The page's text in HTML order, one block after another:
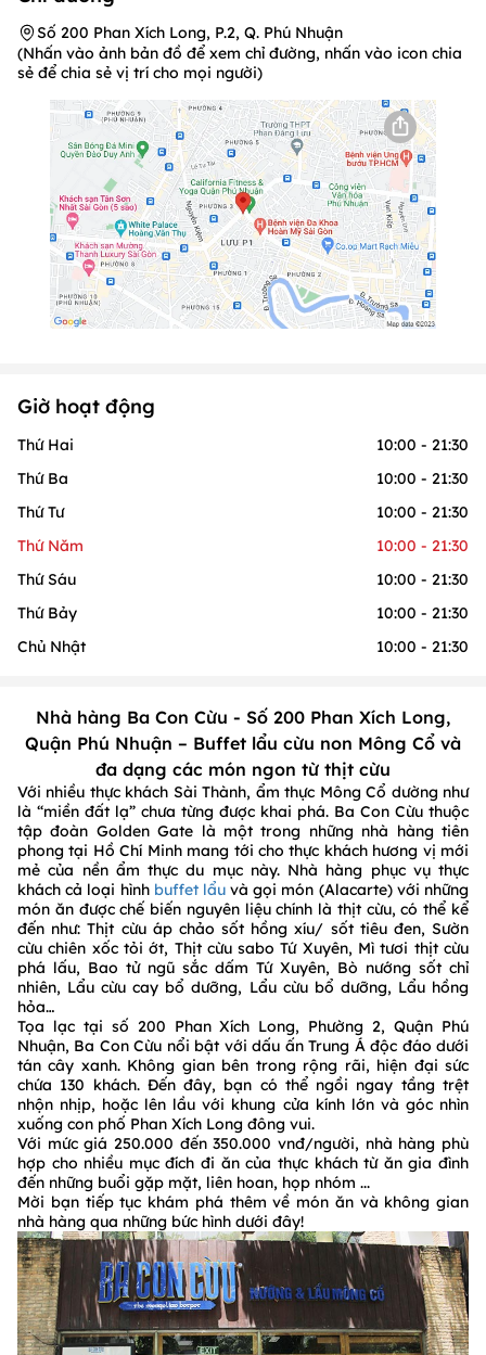
Số 200 Phan Xích Long, P.2, Q. Phú Nhuận
(Nhấn vào ảnh bản đồ để xem chỉ đường, nhấn vào icon chia
sẻ để chia sẻ vị trí cho mọi người)
Giờ hoạt động
Thứ Hai
10:00 - 21:30
Thứ Ba
10:00 - 21:30
Thứ Tư
10:00 - 21:30
Thứ Năm
10:00 - 21:30
Thứ Sáu
10:00 - 21:30
Thứ Bảy
10:00 - 21:30
Chủ Nhật
10:00 - 21:30
Nhà hàng Ba Con Cừu - Số 200 Phan Xích Long,
Quận Phú Nhuận – Buffet lẩu cừu non Mông Cổ và
đa dạng các món ngon từ thịt cừu
Với nhiều thực khách Sài Thành, ẩm thực Mông Cổ dường như
là “miền đất lạ” chưa từng được khai phá. Ba Con Cừu thuộc
tập đoàn Golden Gate là một trong những nhà hàng tiên
phong tại Hồ Chí Minh mang tới cho thực khách hương vị mới
mẻ của nền ẩm thực du mục này. Nhà hàng phục vụ thực
khách cả loại hình buffet lẩuvà gọi món (Alacarte) với những
món ăn được chế biến nguyên liệu chính là thịt cừu, có thể kể
đến như: Thịt cừu áp chảo sốt hồng xíu/ sốt tiêu đen, Sườn
cừu chiên xốc tỏi ớt, Thịt cừu sabo Tứ Xuyên, Mì tươi thịt cừu
phá lấu, Bao tử ngũ sắc dấm Tứ Xuyên, Bò nướng sốt chỉ
nhiên, Lẩu cừu cay bổ dưỡng, Lẩu cừu bổ dưỡng, Lẩu hồng
hỏa…
Tọa lạc tại số 200 Phan Xích Long, Phường 2, Quận Phú
Nhuận, Ba Con Cừu nổi bật với dấu ấn Trung Á độc đáo dưới
tán cây xanh. Không gian bên trong rộng rãi, hiện đại sức
chứa 130 khách. Đến đây, bạn có thể ngồi ngay tầng trệt
nhộn nhịp, hoặc lên lầu với khung cửa kính lớn và góc nhìn
xuống con phố Phan Xích Long đông vui.
Với mức giá 250.000 đến 350.000 vnđ/người, nhà hàng phù
hợp cho nhiều mục đích đi ăn của thực khách từ ăn gia đình
đến những buổi gặp mặt, liên hoan, họp nhóm ...
Mời bạn tiếp tục khám phá thêm về món ăn và không gian
nhà hàng qua những bức hình dưới đây!